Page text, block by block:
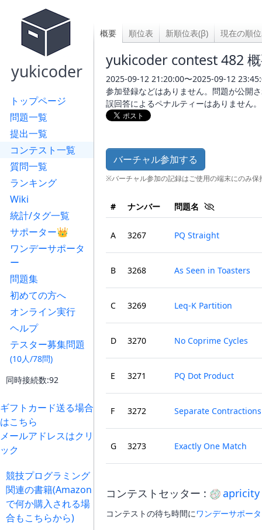
yukicoder
トップページ
問題一覧
提出一覧
コンテスト一覧
質問一覧
ランキング
Wiki
統計/タグ一覧
サポーター👑
ワンデーサポータ
ー
問題集
初めての方へ
オンライン実行
ヘルプ
テスター募集問題
(10人/78問)
同時接続数:92
ギフトカード送る場合
はこちら
メールアドレスはクリ
ック
競技プログラミング
関連の書籍(Amazon
で何か購入される場
合もこちらから)
概要 順位表 新順位表(β) 現在の順
yukicoder contest 482
2025-09-12 21:20:00〜2025-09-12
参加登録などはありません。問題が公開
誤回答によるペナルティーはありません。
バーチャル参加する
※バーチャル参加の記録はご使用の端末にのみ
# ナンバー 問題名
A 3267 PQ Straight
B 3268 As Seen in Toasters
C 3269 Leq-K Partition
D 3270 No Coprime Cycles
E 3271 PQ Dot Product
F 3272 Separate Contractions
G 3273 Exactly One Match
コンテストセッター : apricity
コンテストの待ち時間にワンデーサポー